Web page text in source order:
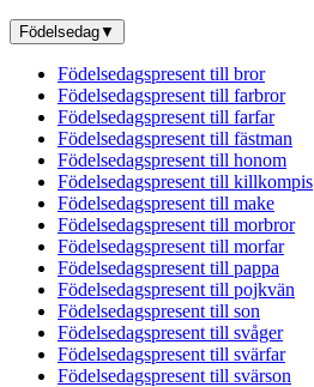
Födelsedag▼
Födelsedagspresent till bror
Födelsedagspresent till farbror
Födelsedagspresent till farfar
Födelsedagspresent till fästman
Födelsedagspresent till honom
Födelsedagspresent till killkompis
Födelsedagspresent till make
Födelsedagspresent till morbror
Födelsedagspresent till morfar
Födelsedagspresent till pappa
Födelsedagspresent till pojkvän
Födelsedagspresent till son
Födelsedagspresent till svåger
Födelsedagspresent till svärfar
Födelsedagspresent till svärson